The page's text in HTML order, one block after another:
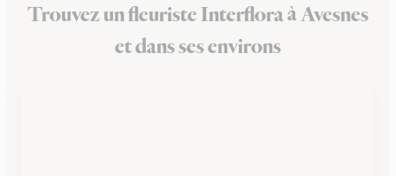
Trouvez un fleuriste Interflora à Avesnes
et dans ses environs